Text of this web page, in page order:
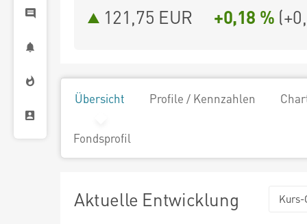
121,75 EUR +0,18 % (
Übersicht Profile / Kennzahlen
Fondsprofil
Aktuelle Entwicklung Kurs-